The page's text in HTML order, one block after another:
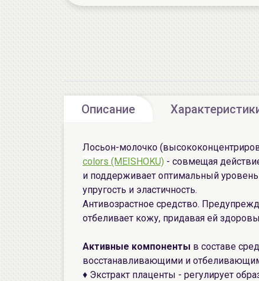
Описание
Лосьон-молочко
colors (MEISHOKU) - совмещая
и поддерживает оптимальный
упругость и эластичность.
Антивозрастное средство.
отбеливает кожу, придавая ей
Активные компоненты в составе
восстанавливающими и
♦ Экстракт плаценты - регулирует